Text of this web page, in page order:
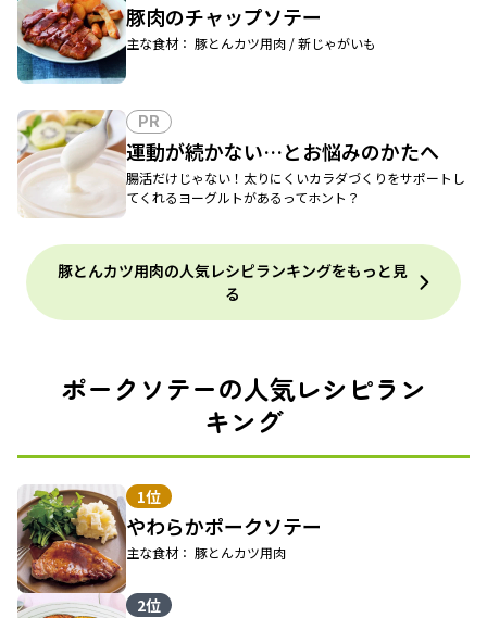
豚肉のチャップソテー
主な食材： 豚とんカツ用肉 / 新じゃがいも
PR
運動が続かない…とお悩みのかたへ
腸活だけじゃない！太りにくいカラダづくりをサポートし
てくれるヨーグルトがあるってホント？
豚とんカツ用肉の人気レシピランキングをもっと見
る
ポークソテーの人気レシピラン
キング
1位
やわらかポークソテー
主な食材： 豚とんカツ用肉
2位